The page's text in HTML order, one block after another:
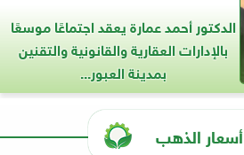
الدكتور أحمد عمارة يعقد اجتماعًا موسعًا
بالإدارات العقارية والقانونية والتقنين
بمدينة العبور...
أسعار الذهب